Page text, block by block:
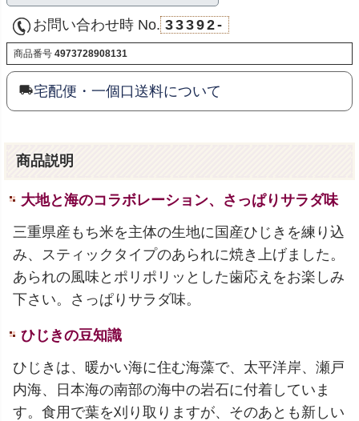
お問い合わせ時 No. 33392-
商品番号 4973728908131
宅配便・一個口送料について
商品説明
大地と海のコラボレーション、さっぱりサラダ味
三重県産もち米を主体の生地に国産ひじきを練り込
み、スティックタイプのあられに焼き上げました。
あられの風味とポリポリッとした歯応えをお楽しみ
下さい。さっぱりサラダ味。
ひじきの豆知識
ひじきは、暖かい海に住む海藻で、太平洋岸、瀬戸
内海、日本海の南部の海中の岩石に付着していま
す。食用で葉を刈り取りますが、そのあとも新しい